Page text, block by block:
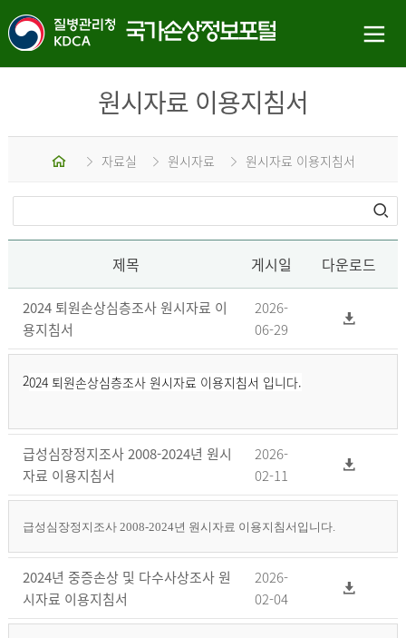
원시자료 이용지침서
홈 자료실 원시자료 원시자료 이용지침서
제목 게시일 다운로드
2024 퇴원손상심층조사 원시자료 이
용지침서
2026-
06-29
2024 퇴원손상심층조사 원시자료 이용지침서 입니다.
급성심장정지조사 2008-2024년 원시
자료 이용지침서
2026-
02-11
급성심장정지조사 2008-2024년 원시자료 이용지침서입니다.
2024년 중증손상 및 다수사상조사 원
시자료 이용지침서
2026-
02-04